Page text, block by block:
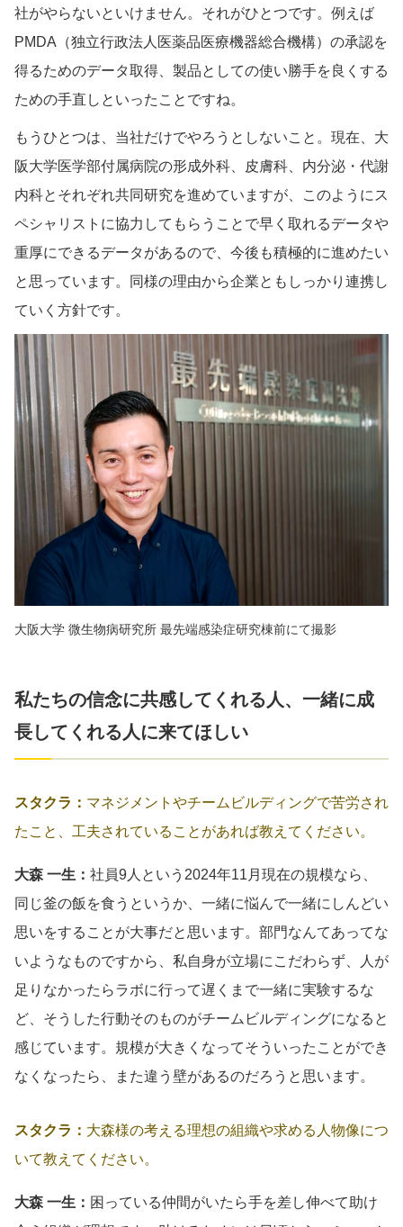
社がやらないといけません。それがひとつです。例えば
PMDA（独立行政法人医薬品医療機器総合機構）の承認を
得るためのデータ取得、製品としての使い勝手を良くする
ための手直しといったことですね。
もうひとつは、当社だけでやろうとしないこと。現在、大
阪大学医学部付属病院の形成外科、皮膚科、内分泌・代謝
内科とそれぞれ共同研究を進めていますが、このようにス
ペシャリストに協力してもらうことで早く取れるデータや
重厚にできるデータがあるので、今後も積極的に進めたい
と思っています。同様の理由から企業ともしっかり連携し
ていく方針です。
大阪大学 微生物病研究所 最先端感染症研究棟前にて撮影
私たちの信念に共感してくれる人、一緒に成
長してくれる人に来てほしい
スタクラ： マネジメントやチームビルディングで苦労され
たこと、工夫されていることがあれば教えてください。
大森 一生： 社員9人という2024年11月現在の規模なら、
同じ釜の飯を食うというか、一緒に悩んで一緒にしんどい
思いをすることが大事だと思います。部門なんてあってな
いようなものですから、私自身が立場にこだわらず、人が
足りなかったらラボに行って遅くまで一緒に実験するな
ど、そうした行動そのものがチームビルディングになると
感じています。規模が大きくなってそういったことができ
なくなったら、また違う壁があるのだろうと思います。
スタクラ： 大森様の考える理想の組織や求める人物像につ
いて教えてください。
大森 一生： 困っている仲間がいたら手を差し伸べて助け